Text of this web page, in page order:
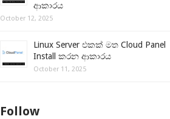
ආකාරය
October 12, 2025
Linux Server එකක් මත Cloud Panel
Install කරන ආකාරය
October 11, 2025
Follow